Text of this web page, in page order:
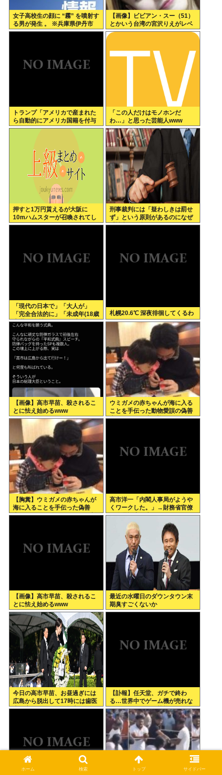
女子高校生の顔に “霧” を噴射す
る男が発生 。 ※兵庫県伊丹市
【画像】ビビアン・スー（51）
とかいう台湾の宮沢りえがレベ
チすぎる
トランプ「アメリカで産まれた
ら自動的にアメリカ国籍を付与
するのをやめる！」
「この人だけはモノホンだ
わ…」と思った芸能人www
押すと1万円貰えるが大阪に
10mハムスターが召喚されてし
まうボタン
刑事裁判には「疑わしきは罰せ
ず」という原則があるのになぜ
「性交の同意がなかった」とい
「現代の日本で」「大人が」
「完全合法的に」「未成年(18歳
未満)」と性行為をする方法って
札幌20.6℃ 深夜徘徊してくるわ
【画像】高市早苗、殺されるこ
とに怯え始めるwww
ウミガメの赤ちゃんが海に入る
ことを手伝った動物愛誤の偽善
者、最悪の結末を迎える
【胸糞】ウミガメの赤ちゃんが
海に入ることを手伝った偽善
者、最悪の行動だったことが判
高市洋一「内閣人事局がようや
くワークした。」→財務省官僚
の左遷記事を喜んでポスト
【画像】高市早苗、殺されるこ
とに怯え始めるwww
最近の水曜日のダウンタウン末
期臭すごくないか
今日の高市早苗、お昼過ぎには
広島から脱出して17時には歯医
者に寄ってそのまま帰宅
【訃報】任天堂、ガチで終わ
る…世界中でゲーム機が売れな
くなってしまった模様
ホーム 検索 トップ サイドバー